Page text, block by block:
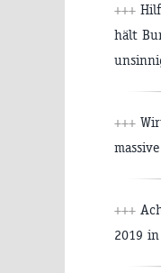
+++
hält
+++
+++
2019